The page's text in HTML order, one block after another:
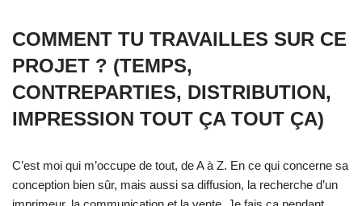
COMMENT TU TRAVAILLES SUR CE
PROJET ? (TEMPS,
CONTREPARTIES, DISTRIBUTION,
IMPRESSION TOUT ÇA TOUT ÇA)
C’est moi qui m’occupe de tout, de A à Z. En ce qui concerne sa
conception bien sûr, mais aussi sa diffusion, la recherche d’un